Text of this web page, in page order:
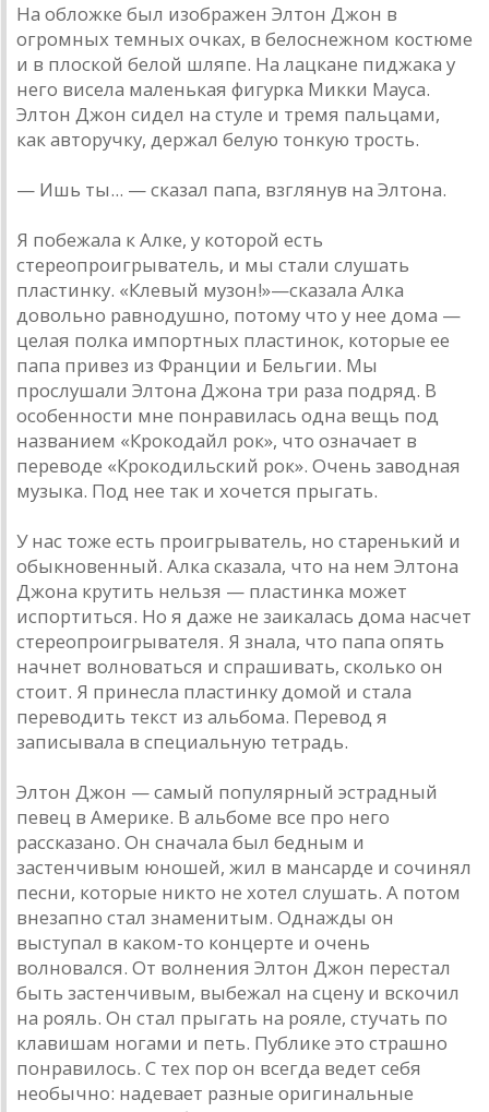
На обложке был изображен Элтон Джон в
огромных темных очках, в белоснежном костюме
и в плоской белой шляпе. На лацкане пиджака у
него висела маленькая фигурка Микки Мауса.
Элтон Джон сидел на стуле и тремя пальцами,
как авторучку, держал белую тонкую трость.
— Ишь ты... — сказал папа, взглянув на Элтона.
Я побежала к Алке, у которой есть
стереопроигрыватель, и мы стали слушать
пластинку. «Клевый музон!»—сказала Алка
довольно равнодушно, потому что у нее дома —
целая полка импортных пластинок, которые ее
папа привез из Франции и Бельгии. Мы
прослушали Элтона Джона три раза подряд. В
особенности мне понравилась одна вещь под
названием «Крокодайл рок», что означает в
переводе «Крокодильский рок». Очень заводная
музыка. Под нее так и хочется прыгать.
У нас тоже есть проигрыватель, но старенький и
обыкновенный. Алка сказала, что на нем Элтона
Джона крутить нельзя — пластинка может
испортиться. Но я даже не заикалась дома насчет
стереопроигрывателя. Я знала, что папа опять
начнет волноваться и спрашивать, сколько он
стоит. Я принесла пластинку домой и стала
переводить текст из альбома. Перевод я
записывала в специальную тетрадь.
Элтон Джон — самый популярный эстрадный
певец в Америке. В альбоме все про него
рассказано. Он сначала был бедным и
застенчивым юношей, жил в мансарде и сочинял
песни, которые никто не хотел слушать. А потом
внезапно стал знаменитым. Однажды он
выступал в каком-то концерте и очень
волновался. От волнения Элтон Джон перестал
быть застенчивым, выбежал на сцену и вскочил
на рояль. Он стал прыгать на рояле, стучать по
клавишам ногами и петь. Публике это страшно
понравилось. С тех пор он всегда ведет себя
необычно: надевает разные оригинальные